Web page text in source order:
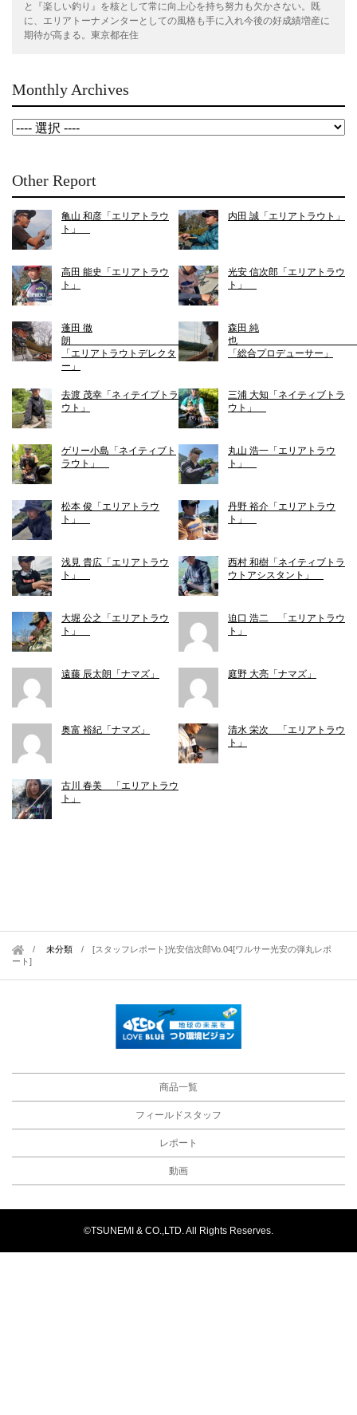
と『楽しい釣り』を核として常に向上心を持ち努力も欠かさない。既
に、エリアトーナメンターとしての風格も手に入れ今後の好成績増産に
期待が高まる。東京都在住
Monthly Archives
Other Report
亀山 和彦「エリアトラウ
ト」
内田 誠「エリアトラウト」
高田 能史「エリアトラウ
ト」
光安 信次郎「エリアトラウ
ト」
蓬田 徹
朗
「エリアトラウトデレクタ
ー」
森田 純
「総合プロデューサー」
去渡 茂幸「ネィテイブトラ
ウト」
三浦 大知「ネイティブトラ
ウト」
ゲリー小島「ネイティブト
ラウト」
丸山 浩一「エリアトラウ
ト」
松本 俊「エリアトラウ
ト」
丹野 裕介「エリアトラウ
ト」
浅見 貴広「エリアトラウ
ト」
西村 和樹「ネイティブトラ
ウトアシスタント」
大堀 公之「エリアトラウ
ト」
迫口 浩二 「エリアトラウ
ト」
遠藤 辰太朗「ナマズ」 庭野 大亮「ナマズ」
奥富 裕紀「ナマズ」
清水 栄次 「エリアトラウ
ト」
古川 春美 「エリアトラウ
ト」
未分類 /[スタッフレポート]光安信次郎Vo.04[ワルサー光安の弾丸レポ
ート]
商品一覧
フィールドスタッフ
レポート
動画
©TSUNEMI & CO.,LTD. All Rights Reserves.